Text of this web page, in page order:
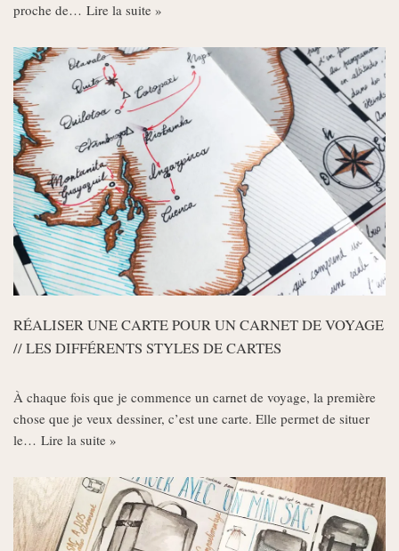
proche de… Lire la suite »
RÉALISER UNE CARTE POUR UN CARNET DE VOYAGE
// LES DIFFÉRENTS STYLES DE CARTES
À chaque fois que je commence un carnet de voyage, la première
chose que je veux dessiner, c’est une carte. Elle permet de situer
le… Lire la suite »